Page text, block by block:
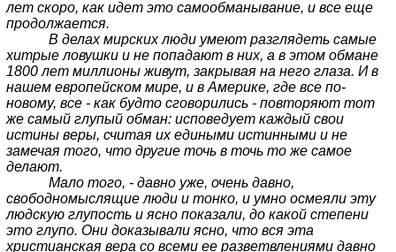
лет скоро, как идет это самообманывание, и все еще
продолжается.
В делах мирских люди умеют разглядеть самые
хитрые ловушки и не попадают в них, а в этом обмане
1800 лет миллионы живут, закрывая на него глаза. И в
нашем европейском мире, и в Америке, где все по-
новому, все - как будто сговорились - повторяют тот
же самый глупый обман: исповедует каждый свои
истины веры, считая их едиными истинными и не
замечая того, что другие точь в точь то же самое
делают.
Мало того, - давно уже, очень давно,
свободномыслящие люди и тонко, и умно осмеяли эту
людскую глупость и ясно показали, до какой степени
это глупо. Они доказывали ясно, что вся эта
христианская вера со всеми ее разветвлениями давно